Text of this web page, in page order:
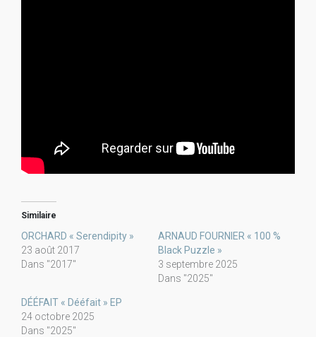
Similaire
ORCHARD « Serendipity »
23 août 2017
Dans "2017"
ARNAUD FOURNIER « 100 %
Black Puzzle »
3 septembre 2025
Dans "2025"
DÉÉFAIT « Dééfait » EP
24 octobre 2025
Dans "2025"